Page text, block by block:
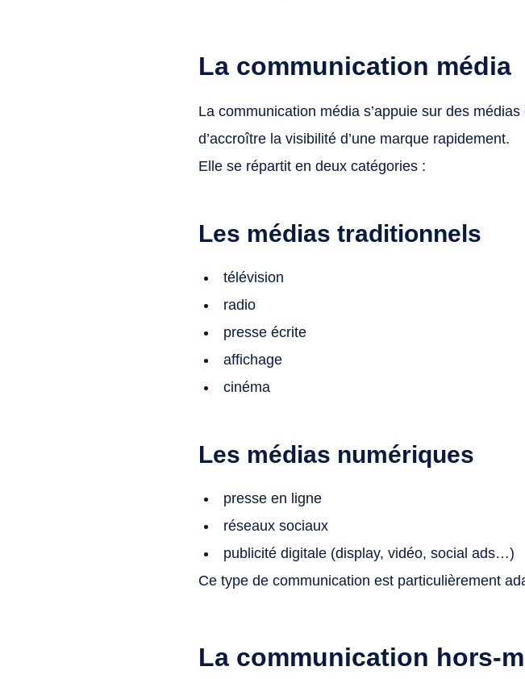
La communication média
La communication média s’appuie sur des
d’accroître la visibilité d’une marque rapidement.
Elle se répartit en deux catégories :
Les médias traditionnels
télévision
radio
presse écrite
affichage
cinéma
Les médias numériques
presse en ligne
réseaux sociaux
publicité digitale (display, vidéo, social ads…)
Ce type de communication est particulièrement
La communication hors-